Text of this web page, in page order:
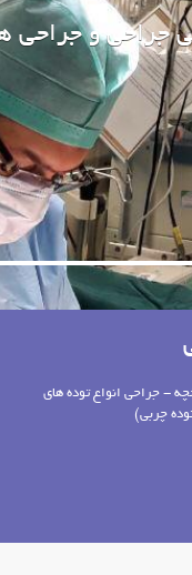
جراحی و جراحی
- جراحی انواع توده های
چربی)